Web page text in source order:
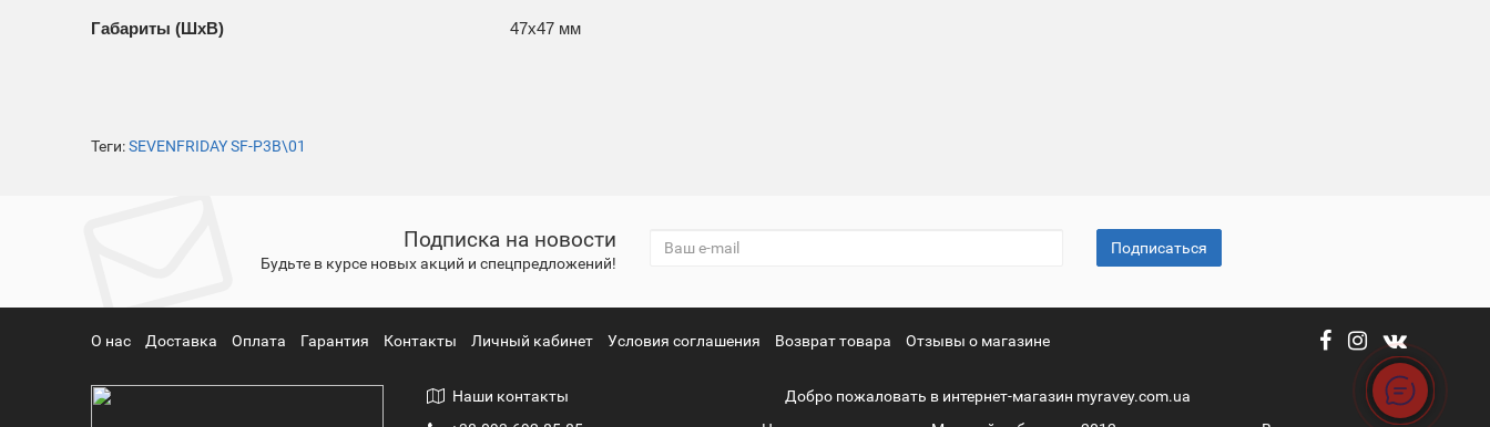
Габариты (ШхВ) 47x47 мм
Теги:SEVENFRIDAY SF-P3B\01
Подписка на новости
Будьте в курсе новых акций и спецпредложений!
Подписаться
О нас Доставка Оплата Гарантия Контакты Личный кабинет Условия соглашения Возврат товара Отзывы о магазине
Наши контакты
Добро пожаловать в интернет-магазин myravey.com.ua